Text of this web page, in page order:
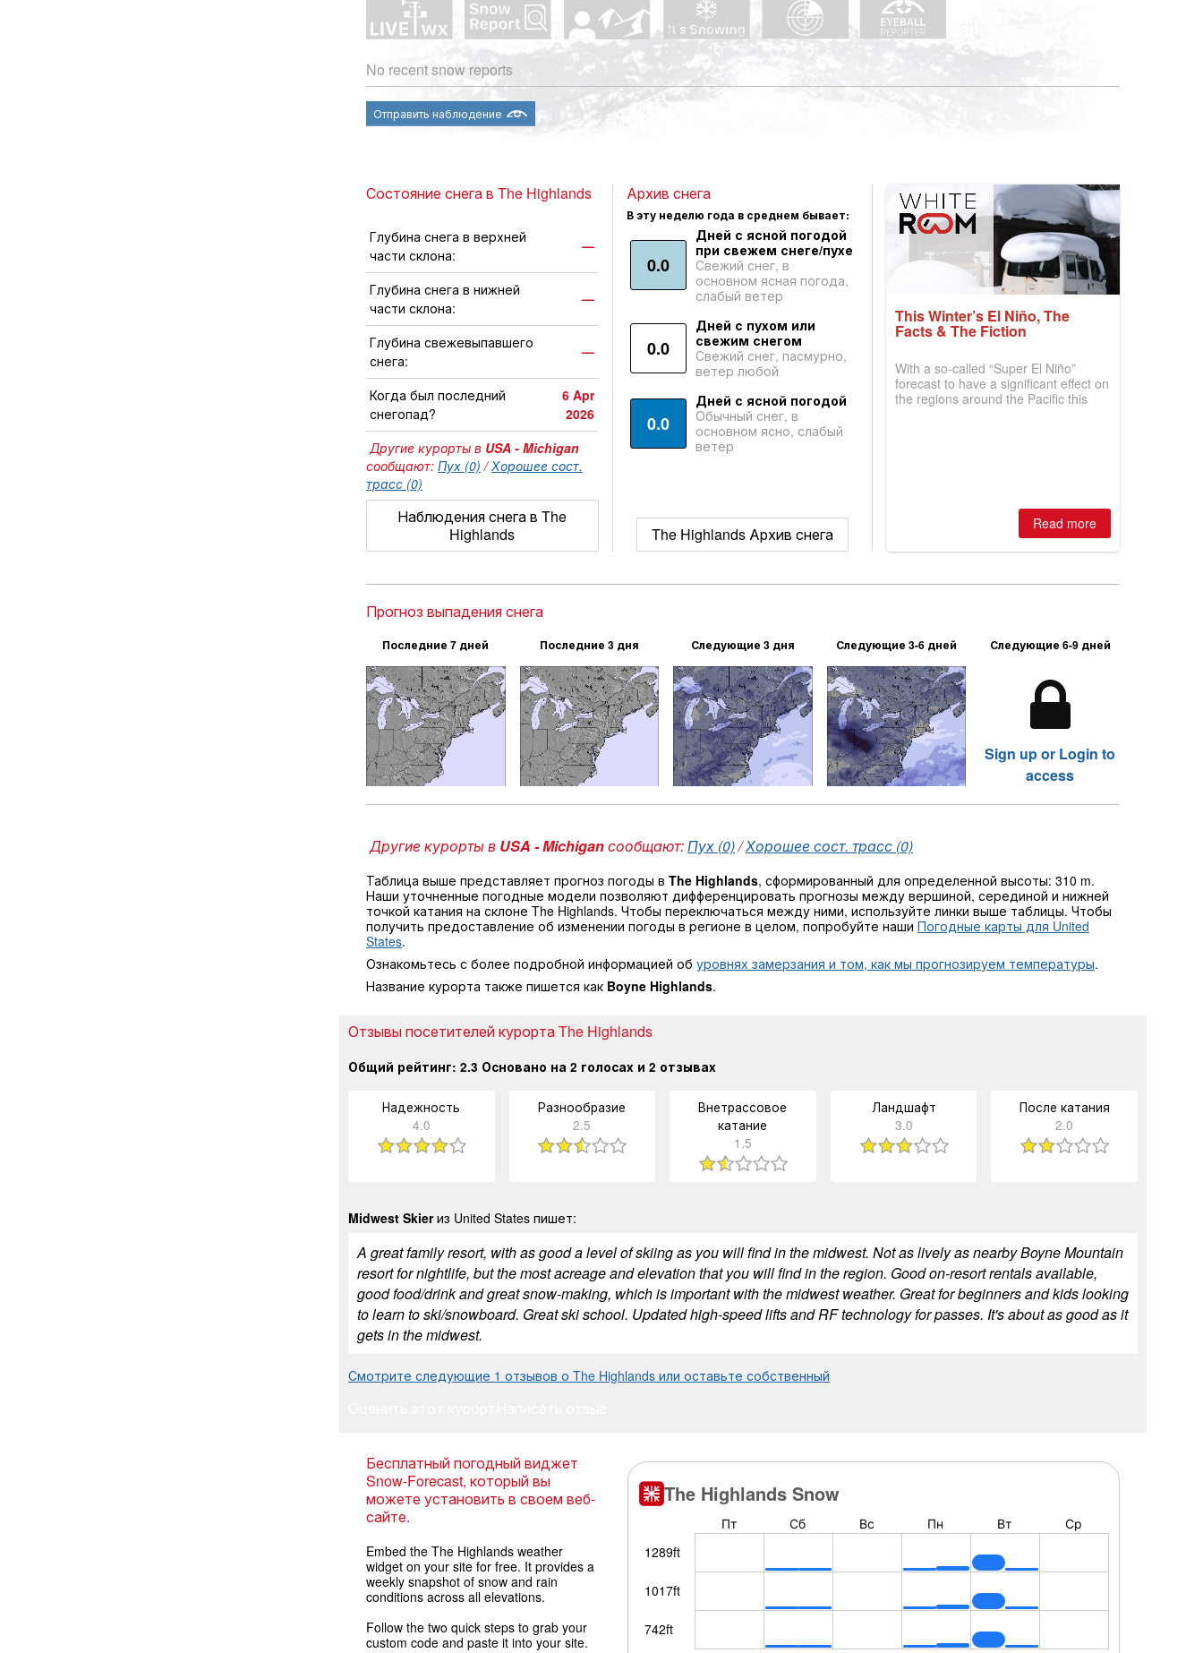
No recent snow reports
Отправить наблюдение
Состояние снега в The Highlands
Глубина снега в верхней
части склона:
—
Глубина снега в нижней
части склона:
—
Глубина свежевыпавшего
снега:
—
Когда был последний
снегопад?
6 Apr
2026
Другие курорты в USA - Michigan
сообщают: Пух (0) /Хорошее сост.
трасс (0)
Наблюдения снега в The
Highlands
Архив снега
В эту неделю года в среднем бывает:
0.0
Дней с ясной погодой
при свежем снеге/пухе
Свежий снег, в
основном ясная погода,
слабый ветер
0.0
Дней с пухом или
свежим снегом
Свежий снег, пасмурно,
ветер любой
0.0
Дней с ясной погодой
Обычный снег, в
основном ясно, слабый
ветер
The Highlands Архив снега
This Winter’s El Niño, The
Facts & The Fiction
With a so-called “Super El Niño”
forecast to have a significant effect on
the regions around the Pacific this
Read more
Прогноз выпадения снега
Последние 7 дней Последние 3 дня Следующие 3 дня Следующие 3-6 дней Следующие 6-9 дней
Sign up or Login to
access
Другие курорты в USA - Michiganсообщают:Пух (0)/Хорошее сост. трасс (0)
Таблица выше представляет прогноз погоды в The Highlands, сформированный для определенной высоты: 310 m.
Наши уточненные погодные модели позволяют дифференцировать прогнозы между вершиной, серединой и нижней
точкой катания на склоне The Highlands. Чтобы переключаться между ними, используйте линки выше таблицы. Чтобы
получить предоставление об изменении погоды в регионе в целом, попробуйте наши Погодные карты для United
States.
Ознакомьтесь с более подробной информацией об уровнях замерзания и том, как мы прогнозируем температуры.
Название курорта также пишется как Boyne Highlands.
Отзывы посетителей курорта The Highlands
Общий рейтинг: 2.3 Основано на 2 голосах и 2 отзывах
Надежность
4.0
Разнообразие
2.5
Внетрассовое
катание
1.5
Ландшафт
3.0
После катания
2.0
Midwest Skierиз United States пишет:
A great family resort, with as good a level of skiing as you will find in the midwest. Not as lively as nearby Boyne Mountain
resort for nightlife, but the most acreage and elevation that you will find in the region. Good on-resort rentals available,
good food/drink and great snow-making, which is important with the midwest weather. Great for beginners and kids looking
to learn to ski/snowboard. Great ski school. Updated high-speed lifts and RF technology for passes. It's about as good as it
gets in the midwest.
Смотрите следующие 1 отзывов о The Highlands или оставьте собственный
Бесплатный погодный виджет
Snow-Forecast, который вы
можете установить в своем веб-
сайте.
Embed the The Highlands weather
widget on your site for free. It provides a
weekly snapshot of snow and rain
conditions across all elevations.
Follow the two quick steps to grab your
custom code and paste it into your site.